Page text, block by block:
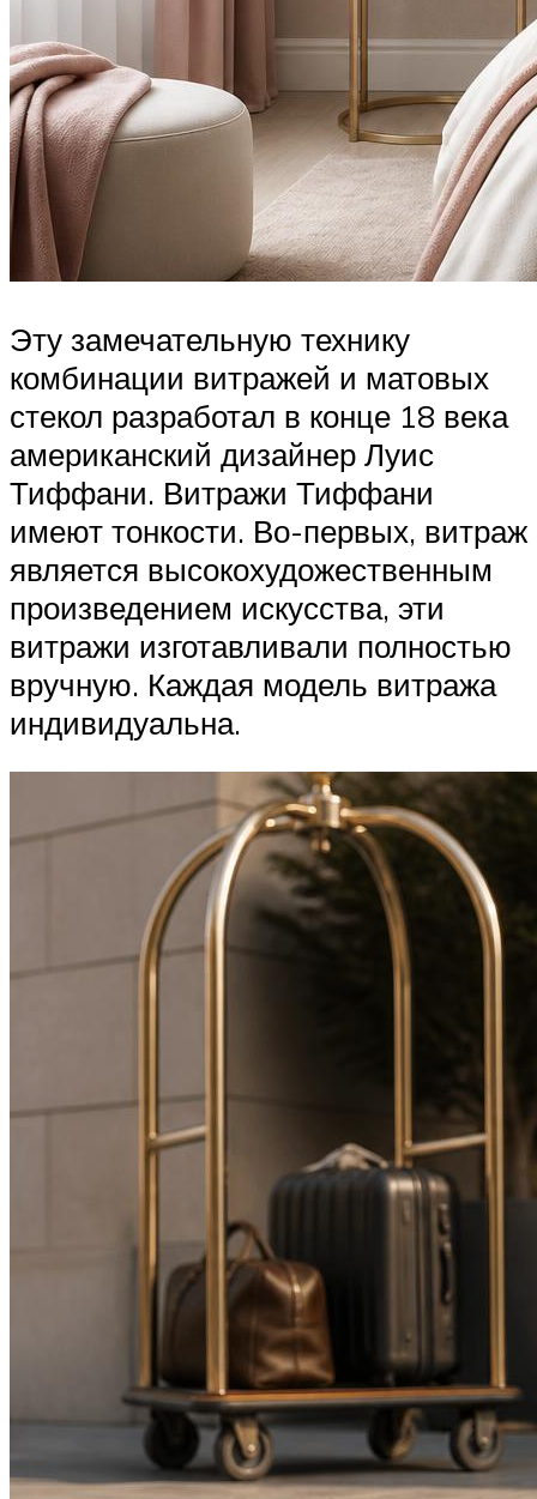
Эту замечательную технику
комбинации витражей и матовых
стекол разработал в конце 18 века
американский дизайнер Луис
Тиффани. Витражи Тиффани
имеют тонкости. Во-первых, витраж
является высокохудожественным
произведением искусства, эти
витражи изготавливали полностью
вручную. Каждая модель витража
индивидуальна.